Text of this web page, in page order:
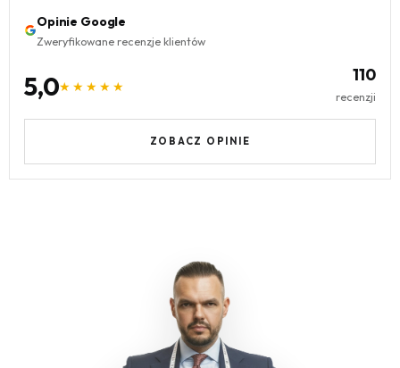
Opinie Google
Zweryfikowane recenzje klientów
5,0★★★★★
110
recenzji
ZOBACZ OPINIE